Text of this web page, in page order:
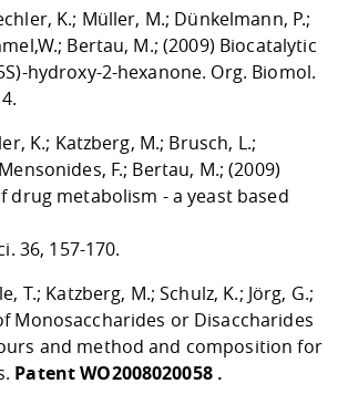
K.; Müller, M.; Dünkelmann, P.;
Bertau, M.; (2009) Biocatalytic
hydroxy-2-hexanone. Org. Biomol.
K.; Katzberg, M.; Brusch, L.;
F.; Bertau, M.; (2009)
drug metabolism - a yeast based
36, 157-170.
T.; Katzberg, M.; Schulz, K.; Jörg, G.;
Monosaccharides or Disaccharides
and method and composition for
Patent WO2008020058 .